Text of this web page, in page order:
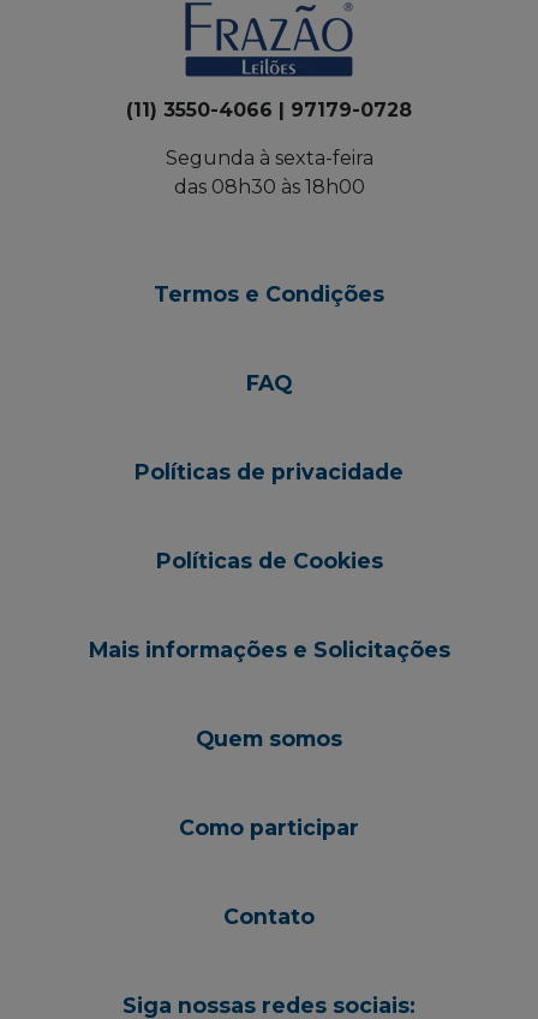
(11) 3550-4066 | 97179-0728
Segunda à sexta-feira
das 08h30 às 18h00
Termos e Condições
FAQ
Políticas de privacidade
Políticas de Cookies
Mais informações e Solicitações
Quem somos
Como participar
Contato
Siga nossas redes sociais: